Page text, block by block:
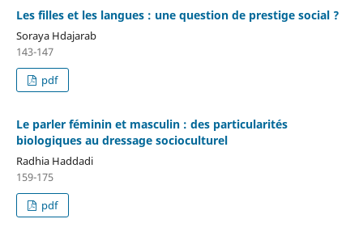
Les filles et les langues : une question de prestige social ?
Soraya Hdajarab
143-147
pdf
Le parler féminin et masculin : des particularités
biologiques au dressage socioculturel
Radhia Haddadi
159-175
pdf